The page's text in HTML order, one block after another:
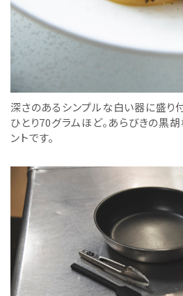
深さのあるシンプルな白い器に盛り
ひとり70グラムほど。あらびきの黒
ントです。